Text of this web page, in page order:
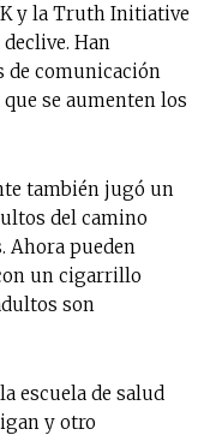
y la Truth Initiative
Han
de comunicación
se aumenten los
también jugó un
del camino
Ahora pueden
un cigarrillo
son
escuela de salud
y otro